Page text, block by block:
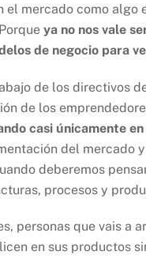
el mercado como algo
ya no nos vale
de negocio para
de los directivos
de los
casi únicamente
del mercado
deberemos
procesos y
personas que vais a
en sus productos